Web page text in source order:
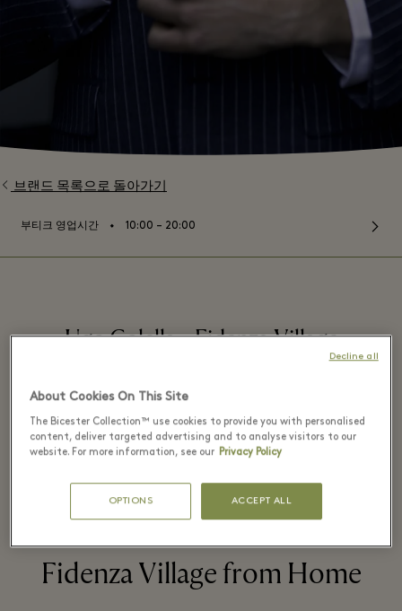
브랜드 목록으로 돌아가기
부티크 영업시간 ⬩ 10:00 – 20:00
Ugo Colella - Fidenza Village
Neapolitan tailoring.
Fidenza Village from Home
About Cookies On This Site
The Bicester Collection™ use cookies to provide you with personalised
content, deliver targeted advertising and to analyse visitors to our
website. For more information, see our Privacy Policy
OPTIONS ACCEPT ALL
Decline all